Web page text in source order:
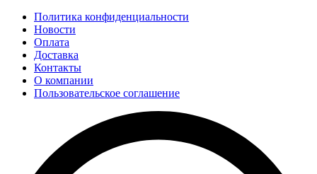
Политика конфиденциальности
Новости
Оплата
Доставка
Контакты
О компании
Пользовательское соглашение